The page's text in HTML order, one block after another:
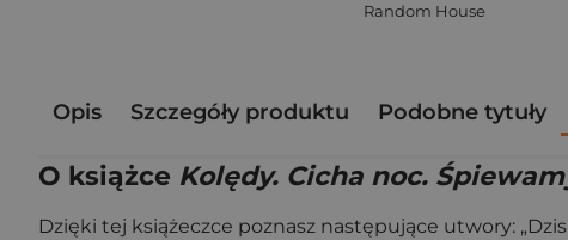
Random House
Opis Szczegóły produktu Podobne tytuły
O książce Kolędy. Cicha noc.
Dzięki tej książeczce poznasz następujące utwory: